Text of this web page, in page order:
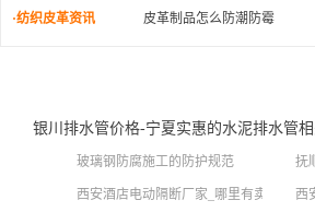
·纺织皮革资讯 皮革制品怎么防潮防霉
银川排水管价格-宁夏实惠的水泥排水管相
玻璃钢防腐施工的防护规范 抚
西安酒店电动隔断厂家_哪里有卖新品屏
西